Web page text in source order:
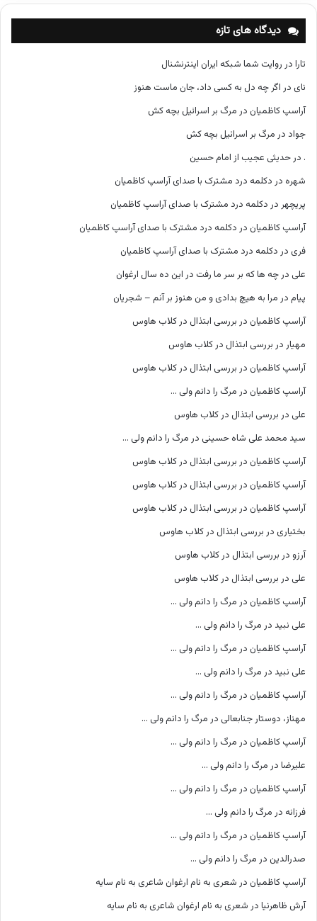
ه‌
ه
دیدگاه های تازه
تارا در روایت شما شبکه ایران اینترنشنال
نای در اگر چه دل به کسی داد، جان ماست هنوز
آراسپ کاظمیان در مرگ بر اسرائیل بچه کش
جواد در مرگ بر اسرائیل بچه کش
. در حدیثی عجیب از امام حسین
شهره در دکلمه درد مشترک با صدای آراسپ کاظمیان
پریچهر در دکلمه درد مشترک با صدای آراسپ کاظمیان
آراسپ کاظمیان در دکلمه درد مشترک با صدای آراسپ کاظمیان
فری در دکلمه درد مشترک با صدای آراسپ کاظمیان
علی در چه ها که بر سر ما رفت در این ده سال ارغوان
پیام در مرا به هیچ بدادی و من هنوز بر آنم – شجریان
آراسپ کاظمیان در بررسی ابتذال در کلاب هاوس
مهیار در بررسی ابتذال در کلاب هاوس
آراسپ کاظمیان در بررسی ابتذال در کلاب هاوس
آراسپ کاظمیان در مرگ را دانم ولی …
علی در بررسی ابتذال در کلاب هاوس
سید محمد علی شاه حسینی در مرگ را دانم ولی …
آراسپ کاظمیان در بررسی ابتذال در کلاب هاوس
آراسپ کاظمیان در بررسی ابتذال در کلاب هاوس
آراسپ کاظمیان در بررسی ابتذال در کلاب هاوس
بختیاری در بررسی ابتذال در کلاب هاوس
آرزو در بررسی ابتذال در کلاب هاوس
علی در بررسی ابتذال در کلاب هاوس
آراسپ کاظمیان در مرگ را دانم ولی …
علی نبید در مرگ را دانم ولی …
آراسپ کاظمیان در مرگ را دانم ولی …
علی نبید در مرگ را دانم ولی …
آراسپ کاظمیان در مرگ را دانم ولی …
مهناز، دوستار جنابعالی در مرگ را دانم ولی …
آراسپ کاظمیان در مرگ را دانم ولی …
علیرضا در مرگ را دانم ولی …
آراسپ کاظمیان در مرگ را دانم ولی …
فرزانه در مرگ را دانم ولی …
آراسپ کاظمیان در مرگ را دانم ولی …
صدرالدین در مرگ را دانم ولی …
آراسپ کاظمیان در شعری به نام ارغوان شاعری به نام سایه
آرش ظاهرنیا در شعری به نام ارغوان شاعری به نام سایه